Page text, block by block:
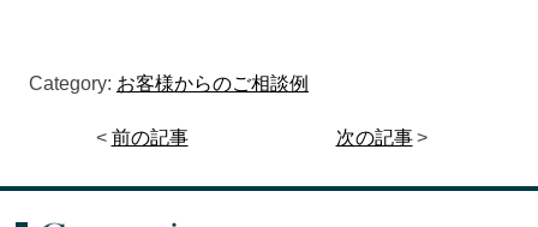
Category: お客様からのご相談例
< 前の記事 次の記事 >